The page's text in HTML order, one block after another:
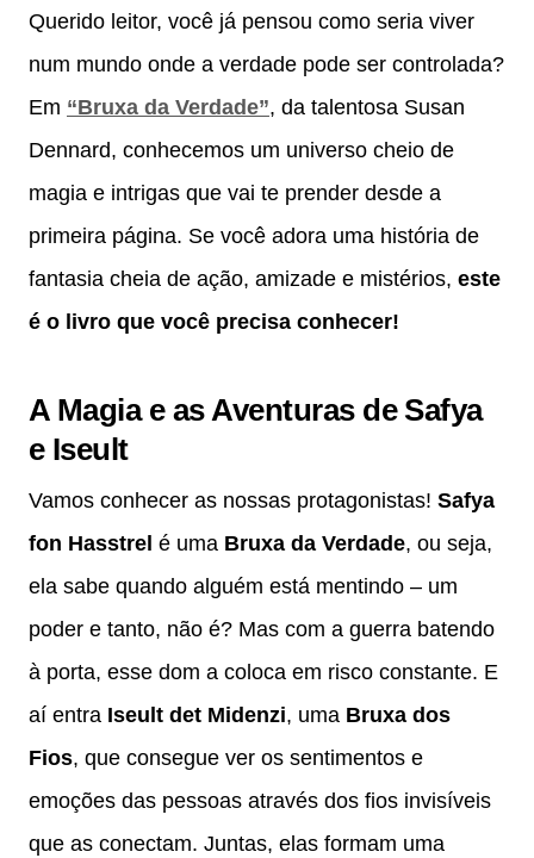
Querido leitor, você já pensou como seria viver
num mundo onde a verdade pode ser controlada?
Em “Bruxa da Verdade”, da talentosa Susan
Dennard, conhecemos um universo cheio de
magia e intrigas que vai te prender desde a
primeira página. Se você adora uma história de
fantasia cheia de ação, amizade e mistérios, este
é o livro que você precisa conhecer!
A Magia e as Aventuras de Safya
e Iseult
Vamos conhecer as nossas protagonistas! Safya
fon Hasstrel é uma Bruxa da Verdade, ou seja,
ela sabe quando alguém está mentindo – um
poder e tanto, não é? Mas com a guerra batendo
à porta, esse dom a coloca em risco constante. E
aí entra Iseult det Midenzi, uma Bruxa dos
Fios, que consegue ver os sentimentos e
emoções das pessoas através dos fios invisíveis
que as conectam. Juntas, elas formam uma